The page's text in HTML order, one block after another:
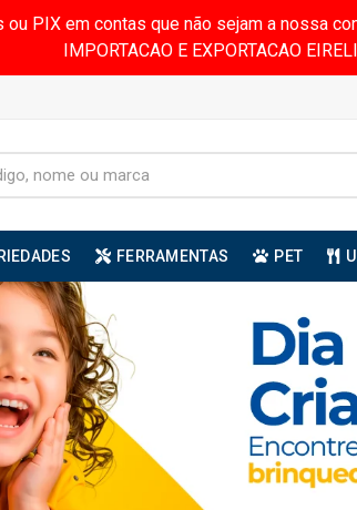
PIX em contas que não sejam a nossa
IMPORTACAO E EXPORTACAO EIRELI
FERRAMENTAS PET